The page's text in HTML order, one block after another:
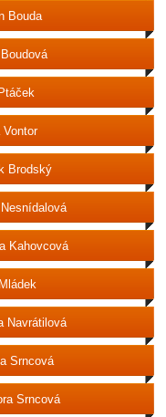
Bouda
Vontor
Brodský
Kahovcová
Navrátilová
Srncová
Srncová